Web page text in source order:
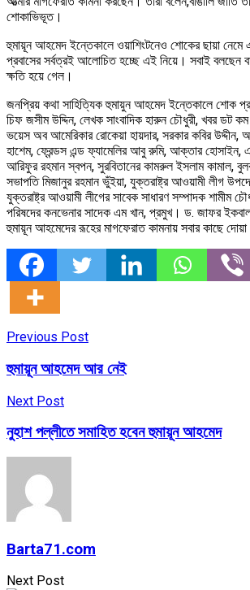
শোকাভিভূত।
হুমায়ূন আহমেদ ইন্তেকালে ওয়াশিংটনেও শোকের ছায়া নেমে
প্রবাসের সর্বত্রই আলোচিত হচ্ছে এই নিয়ে। সবাই বলছেন
ক্ষতি হয়ে গেল।
জনপ্রিয় কথা সাহিত্যিক হুমায়ুন আহমেদ ইন্তেকালে শোক
চিফ জসীম উদ্দিন, লেখক সাংবাদিক হারুন চৌধুরী, খবর ডট
ভয়েস অব আমেরিকার রোকেয়া হায়দার, সরকার কবির উদ্দীন,
হাশেম, ফ্রেন্ডস এন্ড ফ্যামেলির আবু রুমি, আক্তার হোসাইন,
আরিফুর রহমান স্বপন, সুরবিতানের কামরুল ইসলাম কামাল,
সভাপতি মিজানুর রহমান ভুঁইয়া, যুক্তরাষ্ট্র আওয়ামী লীগ
যুক্তরাষ্ট্র আওয়ামী লীগের সাবেক সাধারণ সম্পাদক শামীম
পরিষদের কনভেনার সাদেক এম খান, প্রমুখ। ড. জাফর ইকবাল
হুমায়ূন আহমেদের রূহের মাগফেরাত কামনায় সবার কাছে দোয়া
Previous Post
হুমায়ূন আহমেদ আর নেই
Next Post
নুহাশ পল্লীতে সমাহিত হবেন হুমায়ূন আহমেদ
Barta71.com
Next Post